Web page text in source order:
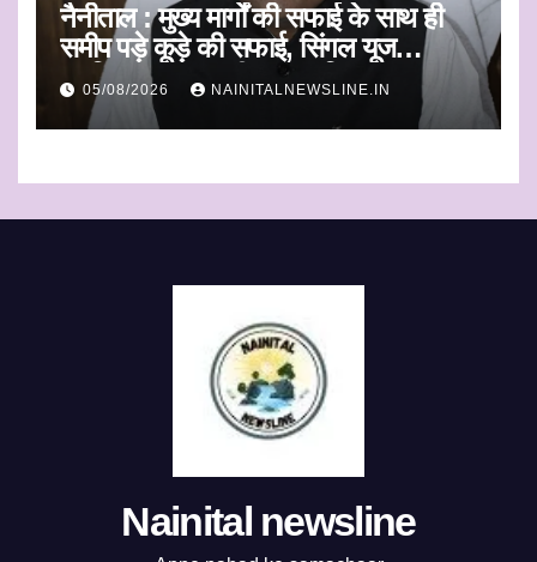
नैनीताल : मुख्य मार्गों की सफाई के साथ ही
समीप पड़े कूड़े की सफाई, सिंगल यूज
प्लास्टिक का एकत्रीकरण व किया जाएगा
निस्तारण
05/08/2026 NAINITALNEWSLINE.IN
Nainital newsline